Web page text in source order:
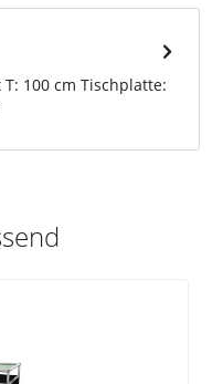
100 cm Tischplatte: